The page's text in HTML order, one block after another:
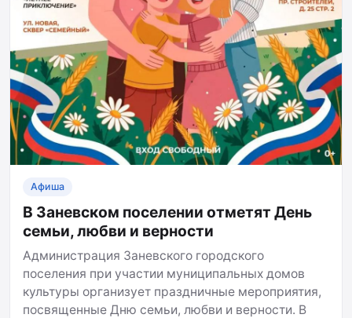
Афиша
В Заневском поселении отметят День
семьи, любви и верности
Администрация Заневского городского
поселения при участии муниципальных домов
культуры организует праздничные мероприятия,
посвященные Дню семьи, любви и верности. В